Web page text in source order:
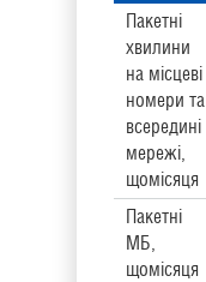
Пакетні
хвилини
на місцеві
номери та
всередині
мережі,
щомісяця
Пакетні
МБ,
щомісяця